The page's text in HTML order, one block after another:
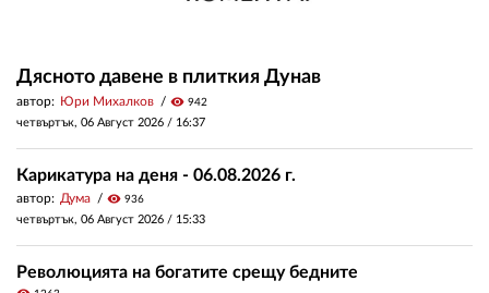
Дясното давене в плиткия Дунав
автор: Юри Михалков visibility 942
четвъртък, 06 Август 2026 / 16:37
Карикатура на деня - 06.08.2026 г.
автор: Дума visibility 936
четвъртък, 06 Август 2026 / 15:33
Революцията на богатите срещу бедните